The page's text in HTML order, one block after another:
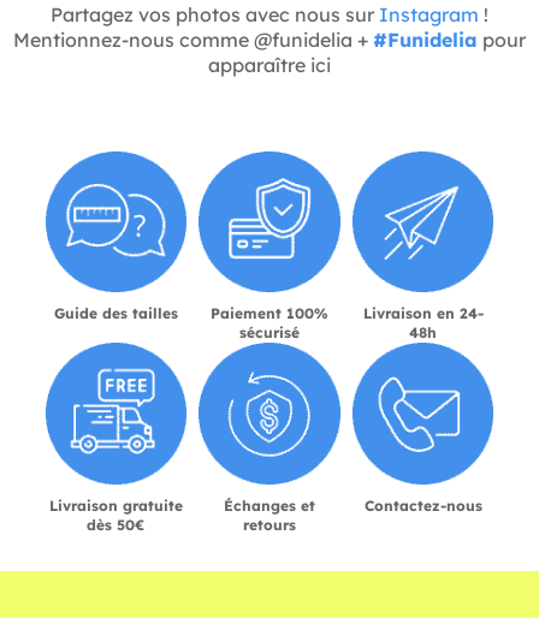
Partagez vos photos avec nous sur Instagram !
Mentionnez-nous comme @funidelia + #Funidelia pour
apparaître ici
Guide des tailles
Paiement 100%
sécurisé
Livraison en 24-
48h
Livraison gratuite
dès 50€
Échanges et
retours
Contactez-nous